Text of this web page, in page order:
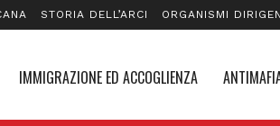
STORIA DELL’ARCI ORGANISMI
IMMIGRAZIONE ED ACCOGLIENZA